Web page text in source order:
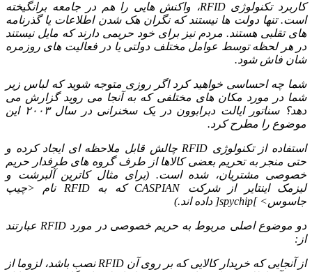
کاربرد تکنولوژی RFID، واکنش هایی را هم در جامعه برانگیخته
است. تنها دولت ها نیستند که نگران هک شدن اطلاعات یا گذرنامه
های تقلبی هستند. مردم نیز برای خود حریمی دارند که مایل نیستند
در هر لحظه توسط عوامل مختلف دولتی یا در فعالیت های روزمره
شان فاش شود.
شما چه احساسی خواهید کرد اگر روزی متوجه شوید که لباس زیر
شما در مورد مکان های مختلفی که به آنجا می روید گزارش می
دهد؟ سناتور ایالت دبرابوون در یک سخنرانی در سال ۲۰۰۳ این
موضوع را مطرح کرد.
استفاده از تکنولوژی RFID چالش قابل ملاحظه ای ایجاد کرده و
حتی منجر به تحریم بعضی کالاها از طرف گروه های طرفدار حریم
خصوصی مشتریان، شده است. (برای مثال کاترین آلبرشت و
لیزمک اینتایر از شرکت CASPIAN که به RFID نام <چیپ
جاسوس> ]spychip[ داده اند.)
دو موضوع اصلی مربوط به حریم خصوصی در مورد RFID عبارتند
از:
از آنجایی که خریدار کالایی که بر روی آن RFID نصب باشد، لزوما از